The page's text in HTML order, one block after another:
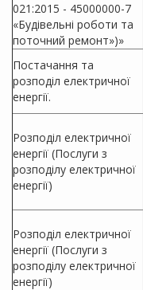
021:2015 - 45000000-7
«Будівельні роботи та
поточний ремонт»)»
Постачання та
розподіл електричної
енергії.
Розподіл електричної
енергії (Послуги з
розподілу електричної
енергії)
Розподіл електричної
енергії (Послуги з
розподілу електричної
енергії)